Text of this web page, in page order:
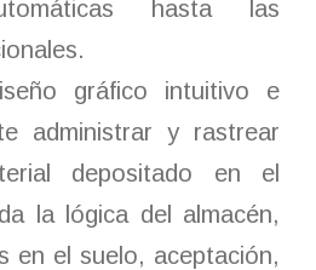
hasta las
gráfico intuitivo e
administrar y rastrear
depositado en el
la lógica del almacén,
en el suelo, aceptación,